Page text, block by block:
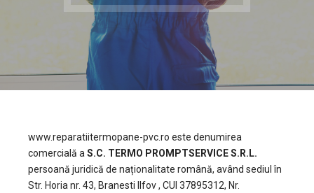
www.reparatiitermopane-pvc.ro este denumirea
comercială a S.C. TERMO PROMPTSERVICE S.R.L.
persoană juridică de naționalitate română, având sediul în
Str. Horia nr. 43, Branesti Ilfov , CUI 37895312, Nr.